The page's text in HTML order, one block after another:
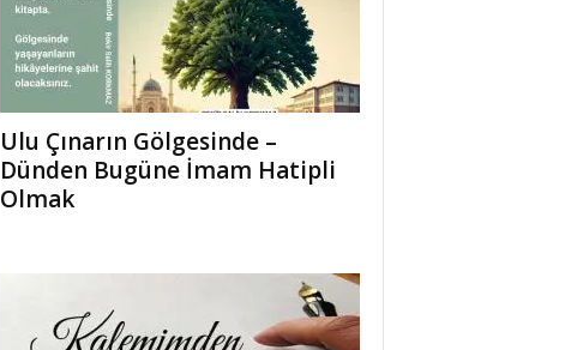
Ulu Çınarın Gölgesinde –
Dünden Bugüne İmam Hatipli
Olmak